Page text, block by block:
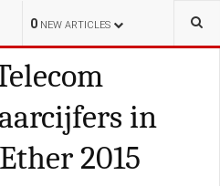
0 NEW ARTICLES
ALGEMEEN
in
2015